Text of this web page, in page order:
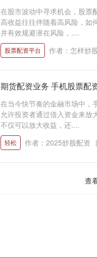
在股市波动中寻求机会，股票
高收益往往伴随着高风险，如
并有效规避潜在风险，....
股票配资平台 作者：怎样炒
期货配资业务 手机股票配
在当今快节奏的金融市场中，
允许投资者通过借入资金来放
不仅可以放大收益，还....
轻松 作者：2025炒股配资
查